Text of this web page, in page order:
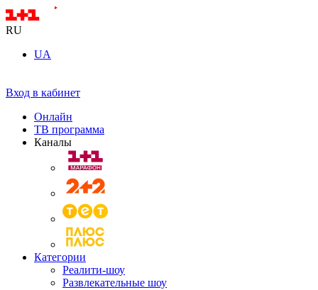
RU
UA
Вход в кабинет
Онлайн
ТВ программа
Каналы
Категории
Реалити-шоу
Развлекательные шоу